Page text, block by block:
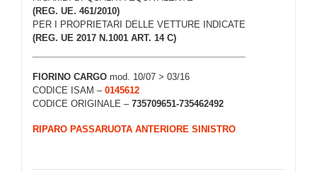
(REG. UE. 461/2010)
PER I PROPRIETARI DELLE VETTURE INDICATE
(REG. UE 2017 N.1001 ART. 14 C)
FIORINO CARGO mod. 10/07 > 03/16
CODICE ISAM – 0145612
CODICE ORIGINALE – 735709651-735462492
RIPARO PASSARUOTA ANTERIORE SINISTRO